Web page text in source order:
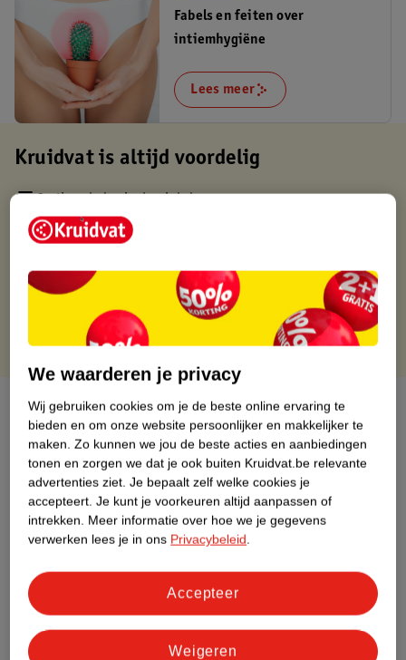
Fabels en feiten over
intiemhygiëne
Lees meer
Kruidvat is altijd voordelig
Op werkdagen voor 22:00 uur besteld, volgende dag in huis
Gratis thuisbezorgd vanaf 50.00
Gratis punten met je Kruidvat kaart
Over dit product
Productinformatie
Etiketinformatie
Impact Score.
Meer informatie
We waarderen je privacy
Wij gebruiken cookies om je de beste online ervaring te
bieden en om onze website persoonlijker en makkelijker te
maken. Zo kunnen we jou de beste acties en aanbiedingen
tonen en zorgen we dat je ook buiten Kruidvat.be relevante
advertenties ziet. Je bepaalt zelf welke cookies je
accepteert. Je kunt je voorkeuren altijd aanpassen of
intrekken. Meer informatie over hoe we je gegevens
verwerken lees je in ons Privacybeleid.
Weigeren
Accepteer